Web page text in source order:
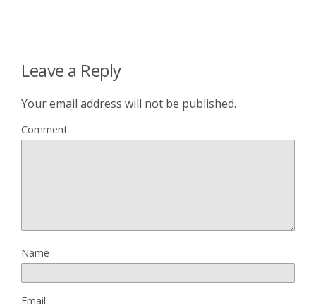
Leave a Reply
Your email address will not be published.
Comment
Name
Email